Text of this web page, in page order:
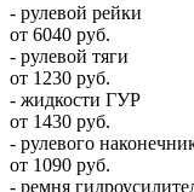
- рулевой рейки
от 6040 руб.
- рулевой тяги
от 1230 руб.
- жидкости ГУР
от 1430 руб.
- рулевого
от 1090 руб.
- ремня